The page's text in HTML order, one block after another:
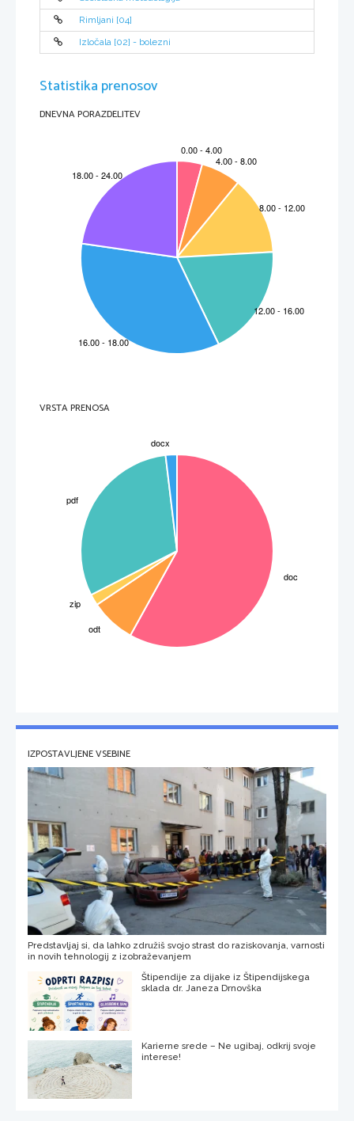
Uživanja družbenega ugleda
Rimljani [04]
Izločala [02] - bolezni
Statistika prenosov
DNEVNA PORAZDELITEV
VRSTA PRENOSA
IZPOSTAVLJENE VSEBINE
Predstavljaj si, da lahko združiš svojo strast do raziskovanja, varnosti
in novih tehnologij z izobraževanjem
Štipendije za dijake iz Štipendijskega
sklada dr. Janeza Drnovška
Karierne srede – Ne ugibaj, odkrij svoje
interese!